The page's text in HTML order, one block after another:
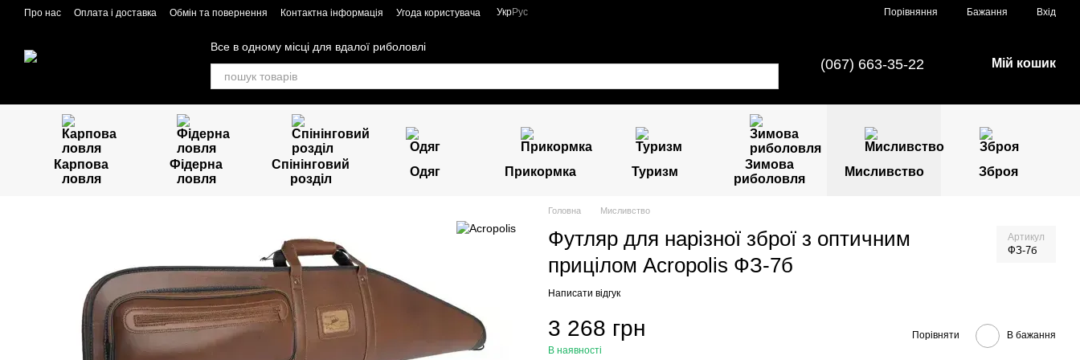
Перейти до основного контенту
Про нас Оплата і доставка Обмін та повернення Контактна інформація Угода користувача УкрРус Порівняння Бажання Вхід
Все в одному місці для вдалої риболовлі
(067) 663-35-22 Мій кошик
Карпова
ловля
Фідерна
ловля
Спінінговий
розділ
Одяг Прикормка Туризм
Зимова
риболовля
Мисливство Зброя
Головна Мисливство
Футляр для нарізної зброї з оптичним
прицілом Acropolis ФЗ-7б
Артикул
ФЗ-7б
Написати відгук
3 268 грн
В наявності
Порівняти В бажання